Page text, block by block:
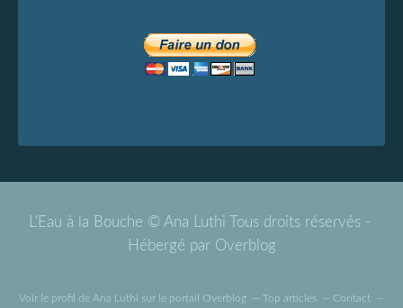
L'Eau à la Bouche © Ana Luthi Tous droits réservés -
Hébergé par Overblog
Voir le profil de Ana Luthi sur le portail Overblog Top articles Contact